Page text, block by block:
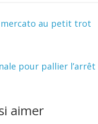
mercato au petit trot
pour pallier
aimer